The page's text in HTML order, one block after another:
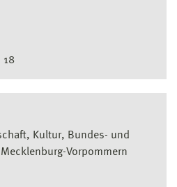
18
Kultur, Bundes- und
Vorpommern